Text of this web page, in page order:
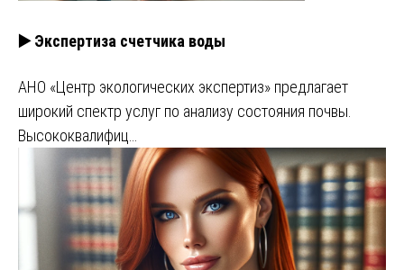
▶️ Экспертиза счетчика воды
АНО «Центр экологических экспертиз» предлагает
широкий спектр услуг по анализу состояния почвы.
Высококвалифиц…